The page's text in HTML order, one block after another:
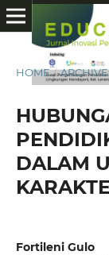
HOME /
DALAM
Fortileni Gulo